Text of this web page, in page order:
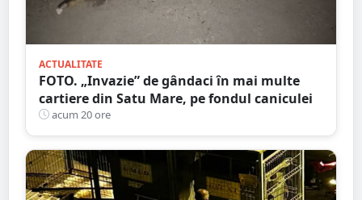
ACTUALITATE
FOTO. „Invazie” de gândaci în mai multe
cartiere din Satu Mare, pe fondul caniculei
acum 20 ore